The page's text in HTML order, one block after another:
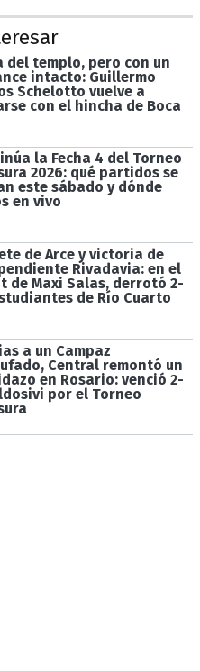
del templo, pero con un
intacto: Guillermo
Schelotto vuelve a
con el hincha de Boca
la Fecha 4 del Torneo
2026: qué partidos se
este sábado y dónde
en vivo
de Arce y victoria de
Rivadavia: en el
de Maxi Salas, derrotó 2-
de Río Cuarto
a un Campaz
Central remontó un
en Rosario: venció 2-
por el Torneo